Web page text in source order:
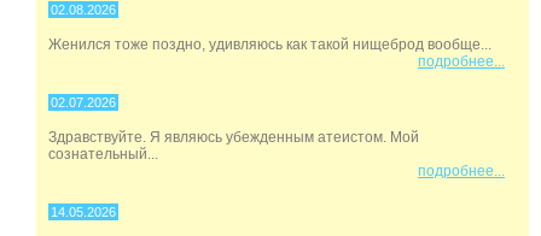
02.08.2026
Женился тоже поздно, удивляюсь как такой нищеброд вообще...
подробнее...
02.07.2026
Здравствуйте. Я являюсь убежденным атеистом. Мой
сознательный...
подробнее...
14.05.2026